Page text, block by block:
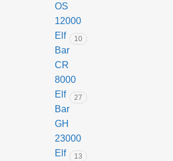
OS
12000
Elf
Bar
CR
8000
10
Elf
Bar
GH
23000
27
Elf
13